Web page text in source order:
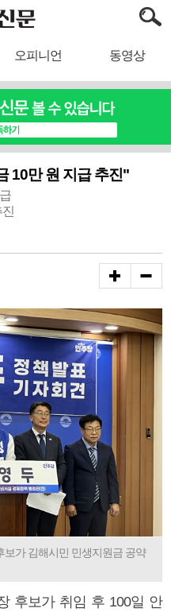
오피니언 동영상
10만 원 지급 추진"
가 김해시민 민생지원금 공약
후보가 취임 후 100일 안